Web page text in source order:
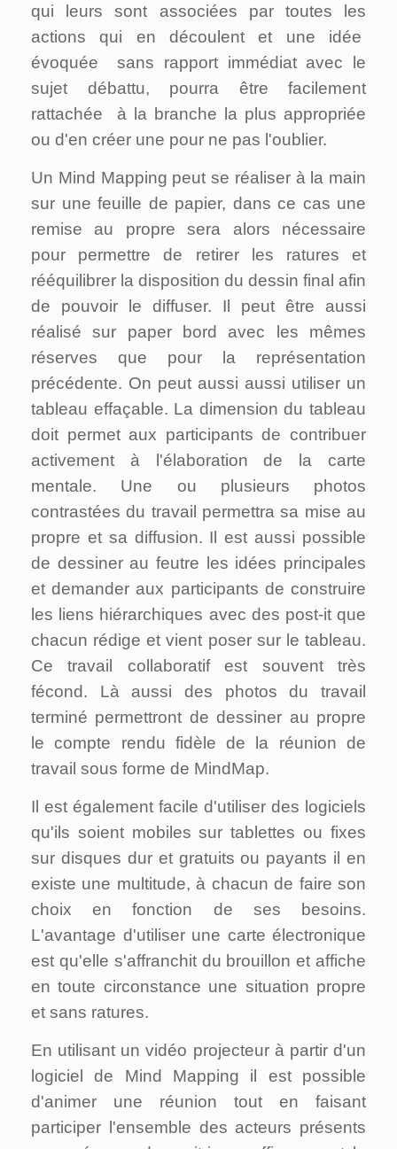
qui leurs sont associées par toutes les
actions qui en découlent et une idée
évoquée sans rapport immédiat avec le
sujet débattu, pourra être facilement
rattachée à la branche la plus appropriée
ou d'en créer une pour ne pas l'oublier.
Un Mind Mapping peut se réaliser à la main
sur une feuille de papier, dans ce cas une
remise au propre sera alors nécessaire
pour permettre de retirer les ratures et
rééquilibrer la disposition du dessin final afin
de pouvoir le diffuser. Il peut être aussi
réalisé sur paper bord avec les mêmes
réserves que pour la représentation
précédente. On peut aussi aussi utiliser un
tableau effaçable. La dimension du tableau
doit permet aux participants de contribuer
activement à l'élaboration de la carte
mentale. Une ou plusieurs photos
contrastées du travail permettra sa mise au
propre et sa diffusion. Il est aussi possible
de dessiner au feutre les idées principales
et demander aux participants de construire
les liens hiérarchiques avec des post-it que
chacun rédige et vient poser sur le tableau.
Ce travail collaboratif est souvent très
fécond. Là aussi des photos du travail
terminé permettront de dessiner au propre
le compte rendu fidèle de la réunion de
travail sous forme de MindMap.
Il est également facile d'utiliser des logiciels
qu'ils soient mobiles sur tablettes ou fixes
sur disques dur et gratuits ou payants il en
existe une multitude, à chacun de faire son
choix en fonction de ses besoins.
L'avantage d'utiliser une carte électronique
est qu'elle s'affranchit du brouillon et affiche
en toute circonstance une situation propre
et sans ratures.
En utilisant un vidéo projecteur à partir d'un
logiciel de Mind Mapping il est possible
d'animer une réunion tout en faisant
participer l'ensemble des acteurs présents